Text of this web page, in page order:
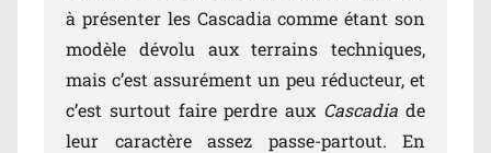
à présenter les Cascadia comme étant son
modèle dévolu aux terrains techniques,
mais c’est assurément un peu réducteur, et
c’est surtout faire perdre aux Cascadiade
leur caractère assez passe-partout. En